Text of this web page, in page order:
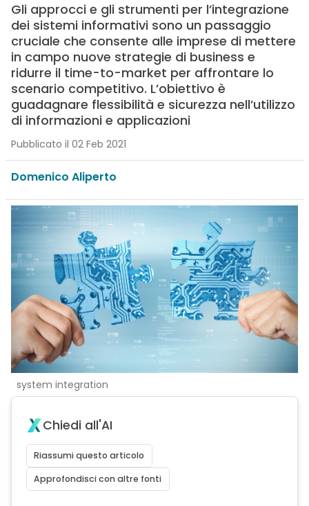
Gli approcci e gli strumenti per l’integrazione
dei sistemi informativi sono un passaggio
cruciale che consente alle imprese di mettere
in campo nuove strategie di business e
ridurre il time-to-market per affrontare lo
scenario competitivo. L’obiettivo è
guadagnare flessibilità e sicurezza nell’utilizzo
di informazioni e applicazioni
Pubblicato il 02 Feb 2021
Domenico Aliperto
system integration
Chiedi all'AI
Riassumi questo articolo
Approfondisci con altre fonti